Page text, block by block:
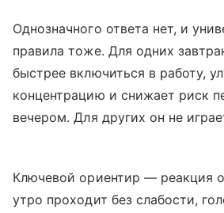
Однозначного ответа нет, и
правила тоже. Для одних
быстрее включиться в работу,
концентрацию и снижает риск
вечером. Для других он не
Ключевой ориентир — реакция
утро проходит без слабости,